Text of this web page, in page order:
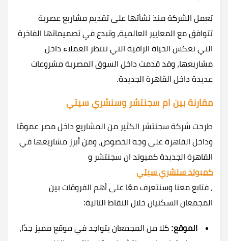
تعمل الشركة منذ نشأتها على تقديم مشاريع عصرية
تتوافق مع المعايير العالمية، وتبدع في تصميماتها الفاخرة
التي تعكس الحياة الراقية التي تنتظر العملاء داخل
مشاريعها، وقد قدمت داخل السوق المصرية مشروعات
عديدة داخل القاهرة الجديدة.
مقارنة بين ام سجنتشر وسنشري سيتي
طرحت شركة سجنتشر الكثير من المشاريع داخل مصر عمومًا
وداخل القاهرة على وجه الخصوص، ومن أبرز مشاريعها في
القاهرة الجديدة كمبوند ان سجنتشر و
كمبوند سنشري سيتي
، فتابع معنا وسنتعرف معًا على أهم الفروقات بين
المجمعان السكنيان خلال النقاط التالية:
الموقع: كلا من المجمعان يتواجد في موقع مميز جدًا،